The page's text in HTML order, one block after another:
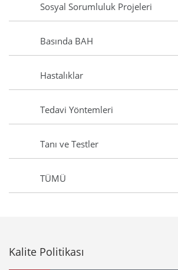
Sosyal Sorumluluk Projeleri
Basında BAH
Hastalıklar
Tedavi Yöntemleri
Tanı ve Testler
TÜMÜ
Kalite Politikası